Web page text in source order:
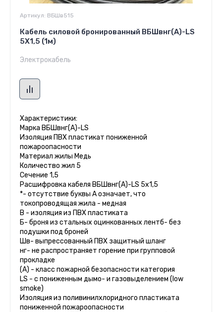
Артикул: ВБШв515
Кабель силовой бронированный ВБШвнг(А)-LS
5Х1,5 (1м)
Электрокабель
Характеристики:
Марка ВБШвнг(А)-LS
Изоляция ПВХ пластикат пониженной
пожароопасности
Материал жилы Медь
Количество жил 5
Сечение 1,5
Расшифровка кабеля ВБШвнг(А)-LS 5х1,5
*- отсутствие буквы А означает, что
токопроводящая жила - медная
В - изоляция из ПВХ пластиката
Б- броня из стальных оцинкованных лентб- без
подушки под броней
Шв- выпрессованный ПВХ защитный шланг
нг- не распространяет горение при групповой
прокладке
(А) - класс пожарной безопасности категория
LS - с пониженным дымо- и газовыделением (low
smoke)
Изоляция из поливинилхлоридного пластиката
пониженной пожароопасности